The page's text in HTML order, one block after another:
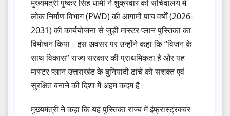
मुख्यमंत्री पुष्कर सिंह धामी ने शुक्रवार को सचिवालय में
लोक निर्माण विभाग (PWD) की आगामी पांच वर्षों (2026-
2031) की कार्ययोजना से जुड़ी मास्टर प्लान पुस्तिका का
विमोचन किया। इस अवसर पर उन्होंने कहा कि “विजन के
साथ विकास” राज्य सरकार की प्राथमिकता है और यह
मास्टर प्लान उत्तराखंड के बुनियादी ढांचे को सशक्त एवं
सुरक्षित बनाने की दिशा में अहम कदम है।
मुख्यमंत्री ने कहा कि यह पुस्तिका राज्य में इंफ्रास्ट्रक्चर